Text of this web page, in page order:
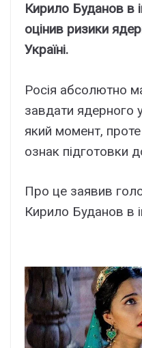
Кирило Буданов в
оцінив ризики
Україні.
Росія абсолютно
завдати ядерного
який момент,
ознак підготовки
Про це заявив
Кирило Буданов в